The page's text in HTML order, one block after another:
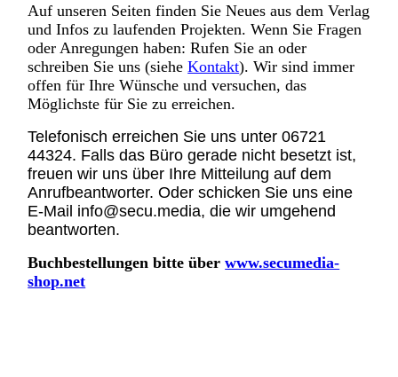
Auf unseren Seiten finden Sie Neues aus dem Verlag
und Infos zu laufenden Projekten. Wenn Sie Fragen
oder Anregungen haben: Rufen Sie an oder
schreiben Sie uns (sieheKontakt). Wir sind immer
offen für Ihre Wünsche und versuchen, das
Möglichste für Sie zu erreichen.
Telefonisch erreichen Sie uns unter 06721
44324. Falls das Büro gerade nicht besetzt ist,
freuen wir uns über Ihre Mitteilung auf dem
Anrufbeantworter. Oder schicken Sie uns eine
E-Mail info@secu.media, die wir umgehend
beantworten.
Buchbestellungen bitte überwww.secumedia-
shop.net